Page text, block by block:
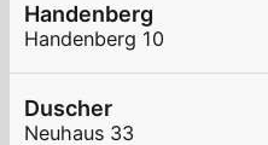
Handenberg
Handenberg 10
Duscher
Neuhaus 33